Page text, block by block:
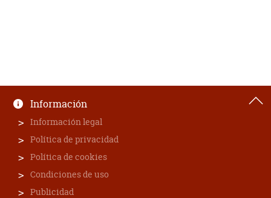
Información
Información legal
Política de privacidad
Política de cookies
Condiciones de uso
Publicidad